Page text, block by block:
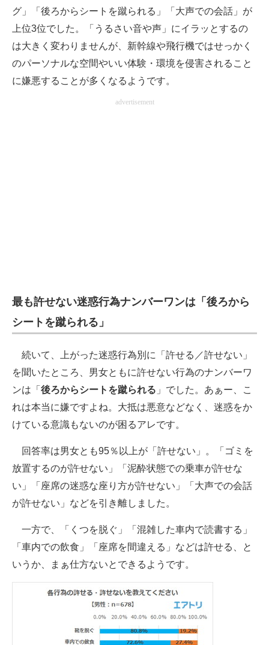
グ」「後ろからシートを蹴られる」「大声での会話」が
上位3位でした。「うるさい音や声」にイラッとするの
は大きく変わりませんが、新幹線や飛行機ではせっかく
のパーソナルな空間やいい体験・環境を侵害されること
に嫌悪することが多くなるようです。
advertisement
最も許せない迷惑行為ナンバーワンは「後ろから
シートを蹴られる」
続いて、上がった迷惑行為別に「許せる／許せない」
を聞いたところ、男女ともに許せない行為のナンバーワ
ンは「 後ろからシートを蹴られる 」でした。あぁー、こ
れは本当に嫌ですよね。大抵は悪意などなく、迷惑をか
けている意識もないのが困るアレです。
回答率は男女とも95％以上が「許せない」。「ゴミを
放置するのが許せない」「泥酔状態での乗車が許せな
い」「座席の迷惑な座り方が許せない」「大声での会話
が許せない」などを引き離しました。
一方で、「くつを脱ぐ」「混雑した車内で読書する」
「車内での飲食」「座席を間違える」などは許せる、と
いうか、まぁ仕方ないとできるようです。